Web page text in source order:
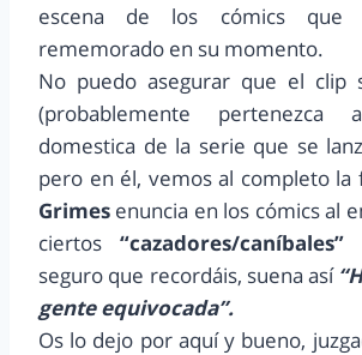
escena de los cómics que
rememorado en su momento.
No puedo asegurar que el clip
(probablemente
domestica de la serie que se
pero en él, vemos al completo la
Grimes enuncia en los cómics al
ciertos “cazadores/caníbales”
seguro que recordáis, suena así
gente equivocada”.
Os lo dejo por aquí y bueno,